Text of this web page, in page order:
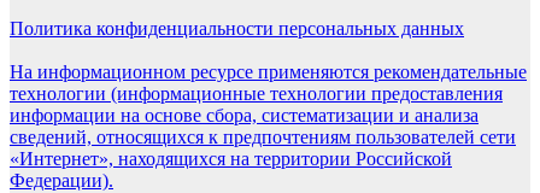
Политика конфиденциальности персональных данных
На информационном ресурсе применяются рекомендательные
технологии (информационные технологии предоставления
информации на основе сбора, систематизации и анализа
сведений, относящихся к предпочтениям пользователей сети
«Интернет», находящихся на территории Российской
Федерации).